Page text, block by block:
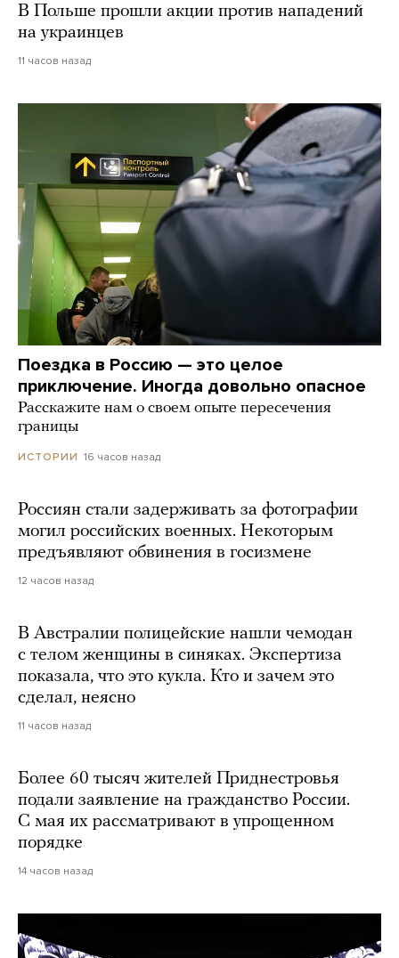
В Польше прошли акции против нападений
на украинцев
11 часов назад
Поездка в Россию — это целое
приключение. Иногда довольно опасное
Расскажите нам о своем опыте пересечения
границы
ИСТОРИИ 16 часов назад
Россиян стали задерживать за фотографии
могил российских военных. Некоторым
предъявляют обвинения в госизмене
12 часов назад
В Австралии полицейские нашли чемодан
с телом женщины в синяках. Экспертиза
показала, что это кукла. Кто и зачем это
сделал, неясно
11 часов назад
Более 60 тысяч жителей Приднестровья
подали заявление на гражданство России.
С мая их рассматривают в упрощенном
порядке
14 часов назад